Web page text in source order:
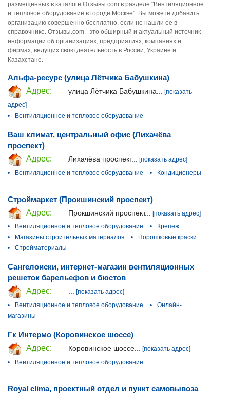
размещенных в каталоге Отзывы.com в разделе "Вентиляционное
и тепловое оборудование в городе Москве". Вы можете добавить
организацию совершенно бесплатно, если не нашли ее в
справочнике. Отзывы.com - это обширный и актуальный источник
информации об организациях, предприятиях, компаниях и
фирмах, ведущих свою деятельность в России, Украине и
Казахстане.
Альфа-ресурс (улица Лётчика Бабушкина)
Адрес:
улица Лётчика Бабушкина...
[показать
адрес]
•
Вентиляционное и тепловое оборудование
Ваш климат, центральный офис (Лихачёва
проспект)
Адрес:
Лихачёва проспект...
[показать адрес]
•
Вентиляционное и тепловое оборудование • Кондиционеры
Строймаркет (Прокшинский проспект)
Адрес:
Прокшинский проспект...
[показать адрес]
•
Вентиляционное и тепловое оборудование •
Крепёж
•
Магазины строительных материалов •
Порошковые краски
•
Стройматериалы
Сангелоиски, интернет-магазин вентиляционных
решеток барельефов и бюстов
Адрес:
... [показать адрес]
•
Вентиляционное и тепловое оборудование •
Онлайн-
магазины
Гк Интермо (Коровинское шоссе)
Адрес:
Коровинское шоссе...
[показать адрес]
•
Вентиляционное и тепловое оборудование
Royal clima, проектный отдел и пункт самовывоза